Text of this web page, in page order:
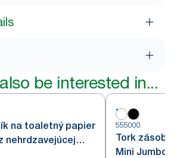
be interested in...
na toaletný papier
nehrdzavejúcej
555000
Tork
Mini Jumbo,